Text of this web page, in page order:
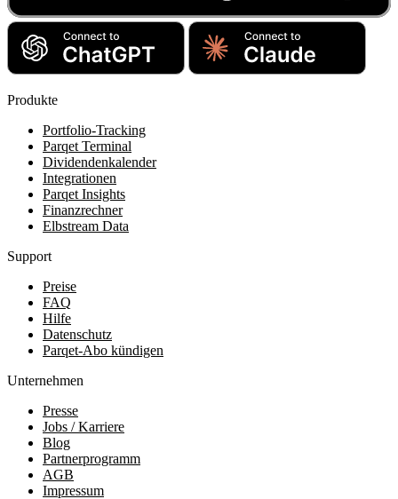
Produkte
Portfolio-Tracking
Parqet Terminal
Dividendenkalender
Integrationen
Parqet Insights
Finanzrechner
Elbstream Data
Support
Preise
FAQ
Hilfe
Datenschutz
Parqet-Abo kündigen
Unternehmen
Presse
Jobs / Karriere
Blog
Partnerprogramm
AGB
Impressum